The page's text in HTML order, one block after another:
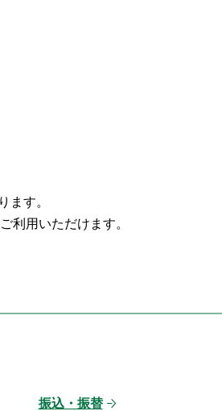
ます。
利用いただけます。
振込・振替